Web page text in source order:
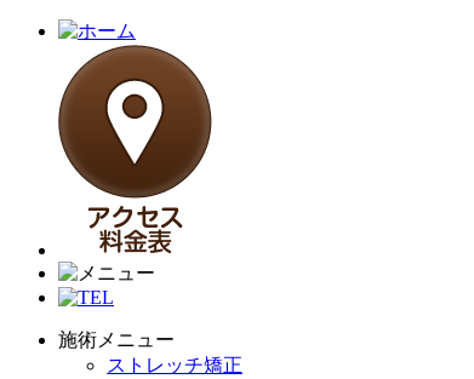
施術メニュー
ストレッチ矯正